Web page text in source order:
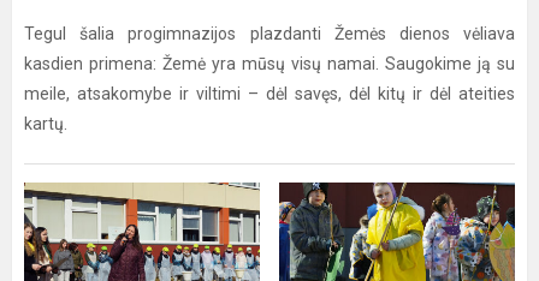
Tegul šalia progimnazijos plazdanti Žemės dienos vėliava
kasdien primena: Žemė yra mūsų visų namai. Saugokime ją su
meile, atsakomybe ir viltimi – dėl savęs, dėl kitų ir dėl ateities
kartų.